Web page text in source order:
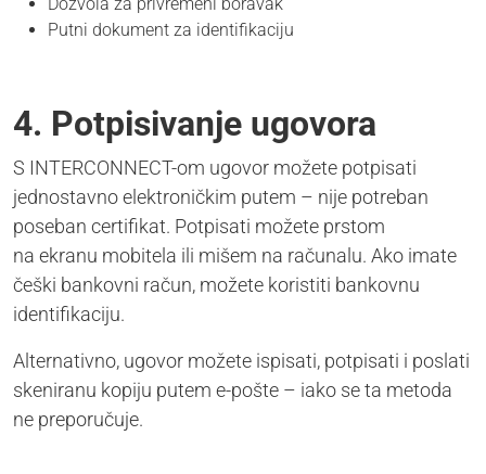
Putni dokument za identifikaciju
4. Potpisivanje ugovora
S INTERCONNECT-om ugovor možete potpisati
jednostavno elektroničkim putem – nije potreban
poseban certifikat. Potpisati možete prstom
na ekranu mobitela ili mišem na računalu. Ako imate
češki bankovni račun, možete koristiti bankovnu
identifikaciju.
Alternativno, ugovor možete ispisati, potpisati i poslati
skeniranu kopiju putem e-pošte – iako se ta metoda
ne preporučuje.